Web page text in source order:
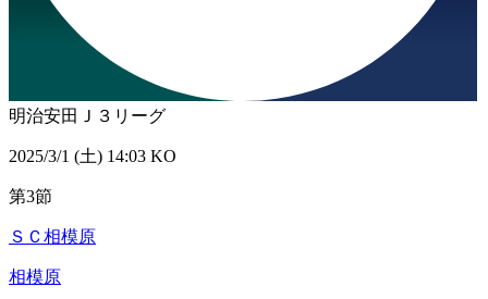
明治安田Ｊ３リーグ
2025/3/1 (土) 14:03 KO
第3節
ＳＣ相模原
相模原